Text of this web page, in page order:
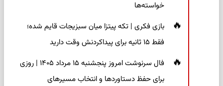
خواسته‌ها
بازی فکری | تکه پیتزا میان سبزیجات قایم شده؛
فقط ۱۵ ثانیه برای پیداکردنش وقت دارید
فال سرنوشت امروز پنجشنبه ۱۵ مرداد ۱۴۰۵ | روزی
برای حفظ دستاوردها و انتخاب مسیرهای